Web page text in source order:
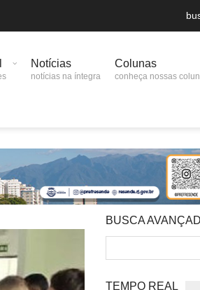
Notícias
notícias na íntegra
Colunas
conheça nossas
BUSCA
TEMPO REAL